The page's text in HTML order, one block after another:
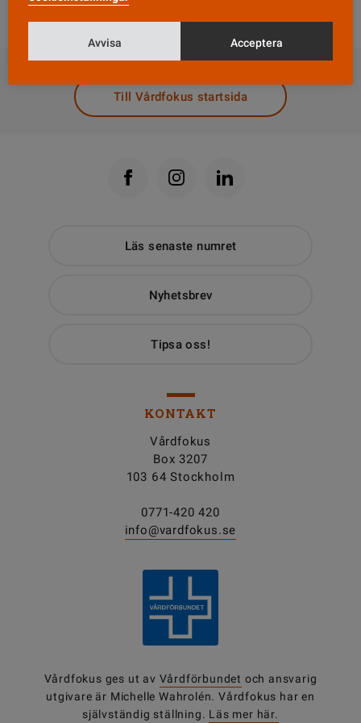
och märkningar på svenska.
Till Vårdfokus startsida
Läs senaste numret
Nyhetsbrev
Tipsa oss!
KONTAKT
Vårdfokus
Box 3207
103 64 Stockholm
0771-420 420
info@vardfokus.se
Vårdfokus ges ut av Vårdförbundet och ansvarig
utgivare är Michelle Wahrolén. Vårdfokus har en
självständig ställning. Läs mer här.
Avvisa Acceptera